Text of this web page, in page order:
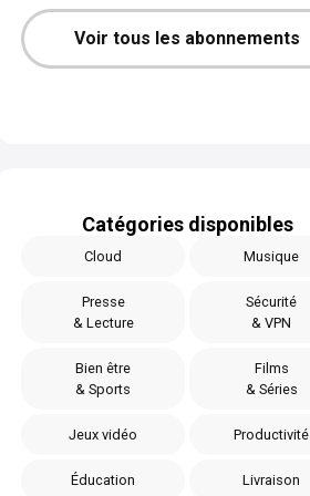
Voir tous les abonnements
Catégories disponibles
Cloud Musique
Presse
& Lecture
Sécurité
& VPN
Bien être
& Sports
Films
& Séries
Jeux vidéo Productivité
Éducation Livraison